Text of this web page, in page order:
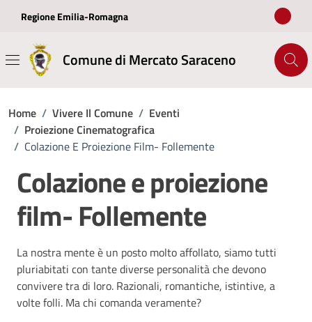
Regione Emilia-Romagna
Comune di Mercato Saraceno
Home / Vivere Il Comune / Eventi
/ Proiezione Cinematografica
/ Colazione E Proiezione Film- Follemente
Colazione e proiezione
film- Follemente
La nostra mente è un posto molto affollato, siamo tutti
pluriabitati con tante diverse personalità che devono
convivere tra di loro. Razionali, romantiche, istintive, a
volte folli. Ma chi comanda veramente?